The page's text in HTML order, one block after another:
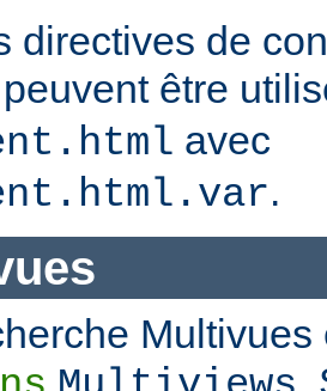
directives de
être
avec
.